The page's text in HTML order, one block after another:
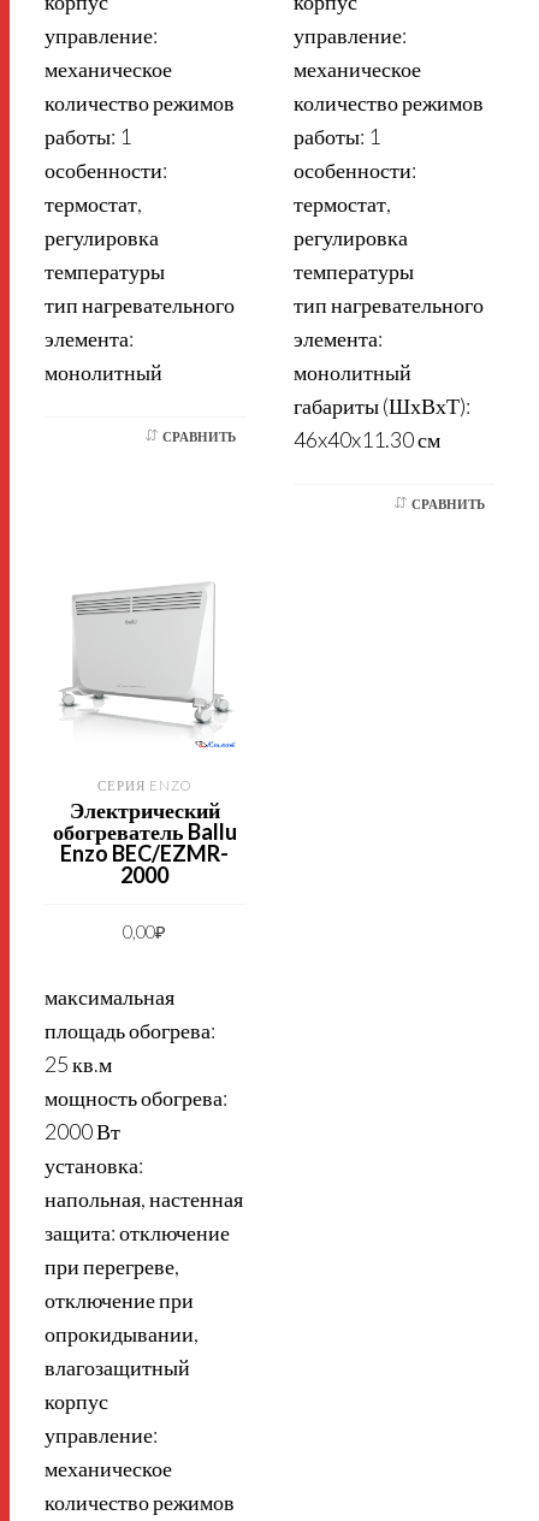
управление:
механическое
количество режимов
работы: 1
особенности:
термостат,
регулировка
температуры
тип нагревательного
элемента:
монолитный
СРАВНИТЬ
управление:
механическое
количество режимов
работы: 1
особенности:
термостат,
регулировка
температуры
тип нагревательного
элемента:
монолитный
габариты (ШхВхТ):
46x40x11.30 см
СРАВНИТЬ
СЕРИЯ ENZO
Электрический
обогреватель Ballu
Enzo BEC/EZMR-
2000
0,00₽
максимальная
площадь обогрева:
25 кв.м
мощность обогрева:
2000 Вт
установка:
напольная, настенная
защита: отключение
при перегреве,
отключение при
опрокидывании,
влагозащитный
корпус
управление:
механическое
количество режимов